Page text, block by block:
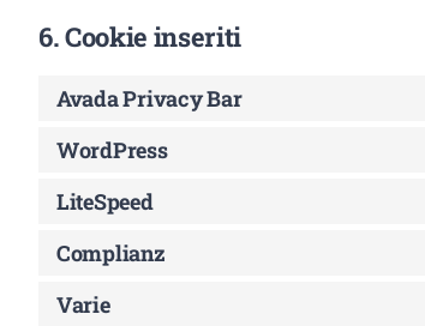
6. Cookie inseriti
Avada Privacy Bar
WordPress
LiteSpeed
Complianz
Varie